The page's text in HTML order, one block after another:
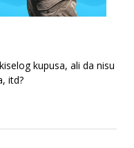
kupusa, ali da nisu
itd?